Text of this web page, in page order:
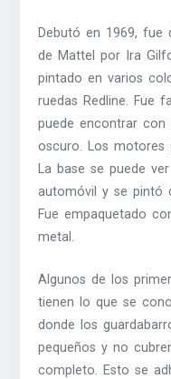
Debutó en 1969, fue
de Mattel por Ira
pintado en varios
ruedas Redline. Fue
puede encontrar
oscuro. Los motores
La base se puede
automóvil y se pintó
Fue empaquetado
metal.
Algunos de los
tienen lo que se
donde los
pequeños y no
completo. Esto se